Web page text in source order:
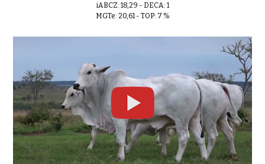
0:40
0:40 LOTE 04
iABCZ: 18,29 - DECA: 1
MGTe: 20,61 - TOP: 7 %